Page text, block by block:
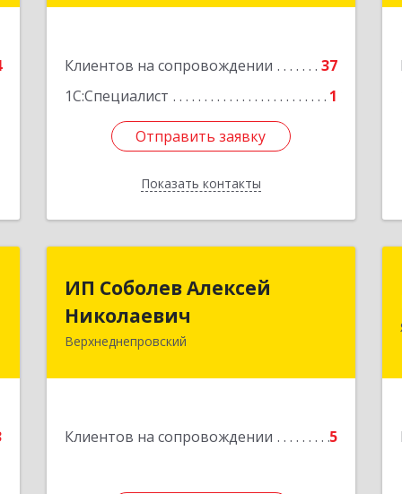
Клиентов на сопровождении
37
1С:Специалист
1
Отправить заявку
Показать контакты
Подробнее
Отправить заявку
Назад
ИП Соболев Алексей
Николаевич
Верхнеднепровский
Клиентов на сопровождении 5
ИП Соболев Алексей
Николаевич